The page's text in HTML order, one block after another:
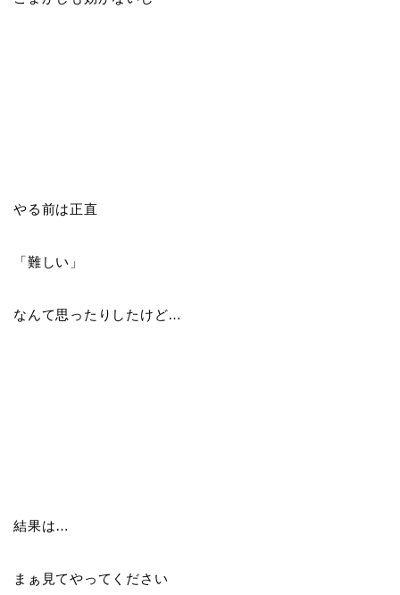
やる前は正直
「難しい」
なんて思ったりしたけど…
結果は…
まぁ見てやってください